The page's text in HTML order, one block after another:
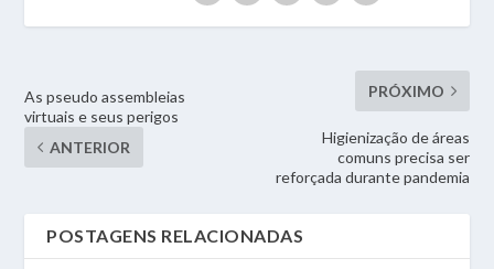
As pseudo assembleias
virtuais e seus perigos
ANTERIOR
PRÓXIMO
Higienização de áreas
comuns precisa ser
reforçada durante pandemia
POSTAGENS RELACIONADAS